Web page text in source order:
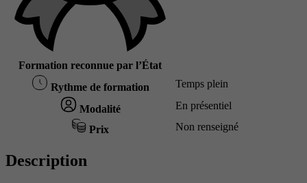
Formation reconnue par l’État
Rythme de formation Temps plein
Modalité En présentiel
Prix Non renseigné
Description